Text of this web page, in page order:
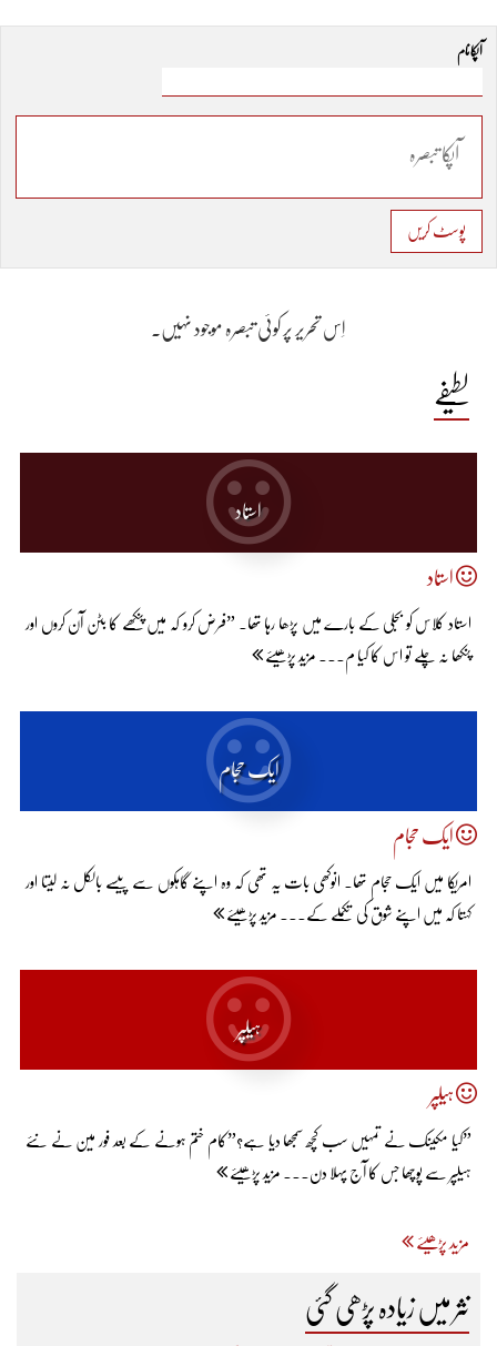
آپکا نام
پوسٹ کریں
اِس تحریر پر کوئی تبصرہ موجود نہیں۔
لطیفے
استاد
استاد
استاد کلاس کو بجلی کے بارے میں پڑھا رہا تھا۔ ”فرض کرو کہ میں پنکھے کا بٹن آن کروں اور
پنکھا نہ چلے تو اس کا کیا م... مزید پڑھیئے
ایک حجام
ایک حجام
امریکا میں ایک حجام تھا۔ انوکھی بات یہ تھی کہ وہ اپنے گاہکوں سے پیسے بالکل نہ لیتا اور
کہتا کہ میں اپنے شوق کی تکملے کے... مزید پڑھیئے
ہیلپر
ہیلپر
”کیا مکینک نے تمہیں سب کچھ سمجھا دیا ہے؟”کام ختم ہونے کے بعد فور مین نے نئے
ہیلپر سے پوچھا جس کا آج پہلا دن... مزید پڑھیئے
مزید پڑھیئے
نثر میں زیادہ پڑھی گئی